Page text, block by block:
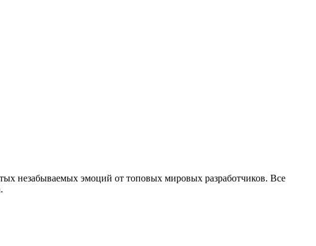
незабываемых эмоций от топовых мировых разработчиков. Все